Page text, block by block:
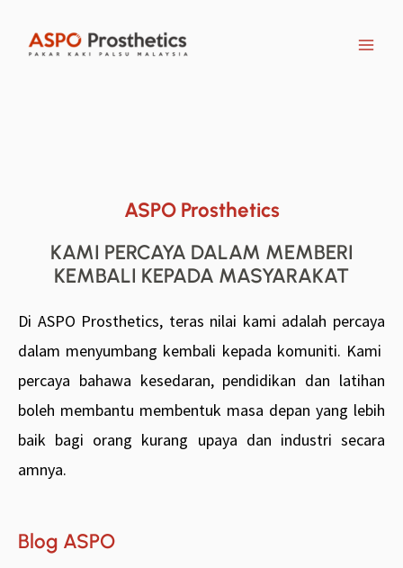
ASPO Prosthetics
KAMI PERCAYA DALAM MEMBERI
KEMBALI KEPADA MASYARAKAT
Di ASPO Prosthetics, teras nilai kami adalah percaya
dalam menyumbang kembali kepada komuniti. Kami
percaya bahawa kesedaran, pendidikan dan latihan
boleh membantu membentuk masa depan yang lebih
baik bagi orang kurang upaya dan industri secara
amnya.
Blog ASPO